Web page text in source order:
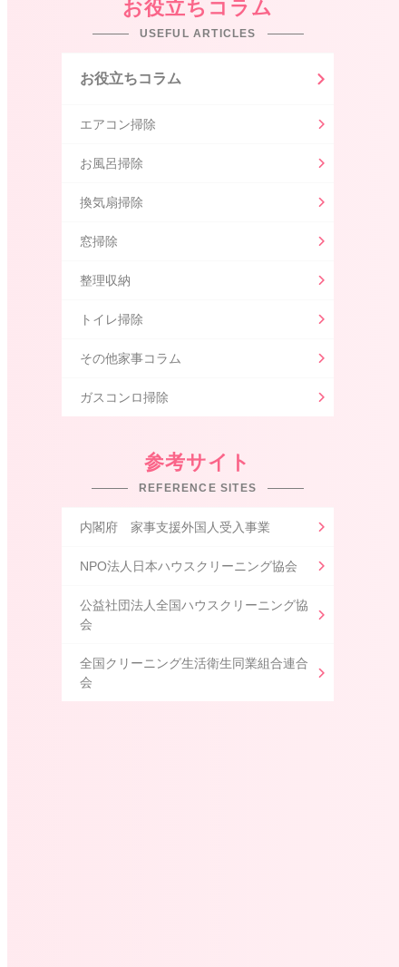
お役立ちコラム
USEFUL ARTICLES
お役立ちコラム
エアコン掃除
お風呂掃除
換気扇掃除
窓掃除
整理収納
トイレ掃除
その他家事コラム
ガスコンロ掃除
参考サイト
REFERENCE SITES
内閣府 家事支援外国人受入事業
NPO法人日本ハウスクリーニング協会
公益社団法人全国ハウスクリーニング協
会
全国クリーニング生活衛生同業組合連合
会